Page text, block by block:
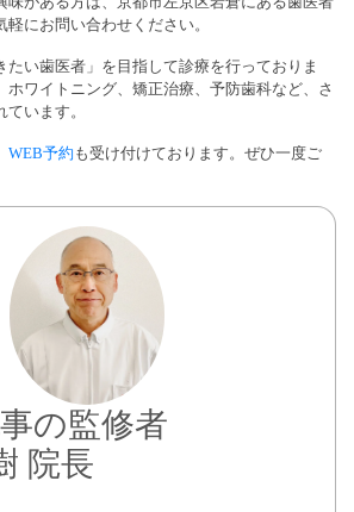
軽にお問い合わせください。
たい歯医者」を目指して診療を行っておりま
ホワイトニング、矯正治療、予防歯科など、さ
います。
WEB予約 も受け付けております。ぜひ一度ご
の監修者
院長